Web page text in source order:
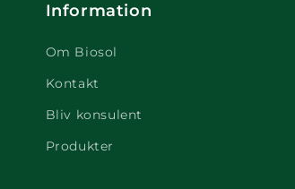
Information
Om Biosol
Kontakt
Bliv konsulent
Produkter